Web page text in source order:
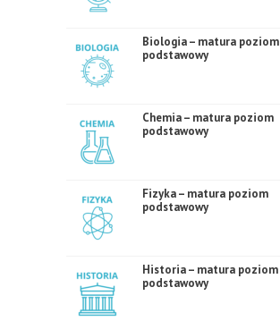
Biologia – matura poziom
podstawowy
Chemia – matura poziom
podstawowy
Fizyka – matura poziom
podstawowy
Historia – matura poziom
podstawowy